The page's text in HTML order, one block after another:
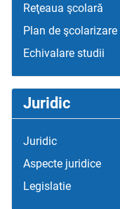
Reţeaua şcolară
Plan de şcolarizare
Echivalare studii
Juridic
Juridic
Aspecte juridice
Legislatie